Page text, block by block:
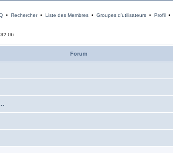
• Rechercher• Liste des Membres• Groupes d'utilisateurs• Profil•
Forum